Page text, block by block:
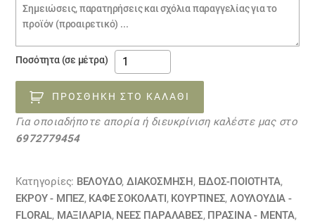
Σημειώσεις
παραγγελίας
Ποσότητα (σε μέτρα)
ύφασμα
ΒΕΛΟΥΔΟ
RACHEL
18112043
ποσότητα
ΠΡΟΣΘΉΚΗ ΣΤΟ ΚΑΛΆΘΙ
Για οποιαδήποτε απορία ή διευκρίνιση καλέστε μας στο
6972779454
Κατηγορίες: ΒΕΛΟΥΔΟ, ΔΙΑΚΟΣΜΗΣΗ , ΕΙΔΟΣ-ΠΟΙΟΤΗΤΑ,
ΕΚΡΟΥ - ΜΠΕΖ, ΚΑΦΕ ΣΟΚΟΛΑΤΙ , ΚΟΥΡΤΊΝΕΣ,ΛΟΥΛΟΎΔΙΑ -
FLORAL, ΜΑΞΙΛΆΡΙΑ, ΝΕΕΣ ΠΑΡΑΛΑΒΕΣ, ΠΡΑΣΙΝΑ - ΜΕΝΤΑ,